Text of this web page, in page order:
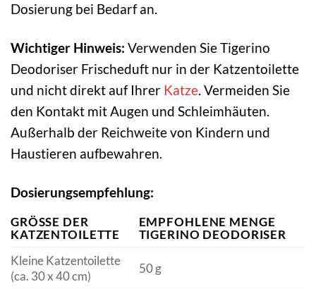
Dosierung bei Bedarf an.
Wichtiger Hinweis: Verwenden Sie Tigerino
Deodoriser Frischeduft nur in der Katzentoilette
und nicht direkt auf Ihrer Katze. Vermeiden Sie
den Kontakt mit Augen und Schleimhäuten.
Außerhalb der Reichweite von Kindern und
Haustieren aufbewahren.
Dosierungsempfehlung:
GRÖSSE DER K
ATZENTOILETTE
EMPFOHLENE MENGE
TIGERINO DEODORISER
Kleine Katzentoilette
(ca. 30 x 40 cm)
50 g